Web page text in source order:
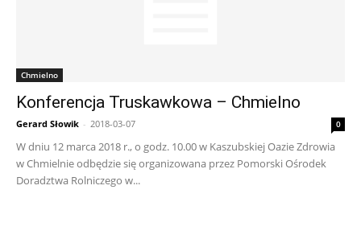
Chmielno
Konferencja Truskawkowa – Chmielno
Gerard Słowik - 2018-03-07 0
W dniu 12 marca 2018 r., o godz. 10.00 w Kaszubskiej Oazie Zdrowia
w Chmielnie odbędzie się organizowana przez Pomorski Ośrodek
Doradztwa Rolniczego w...